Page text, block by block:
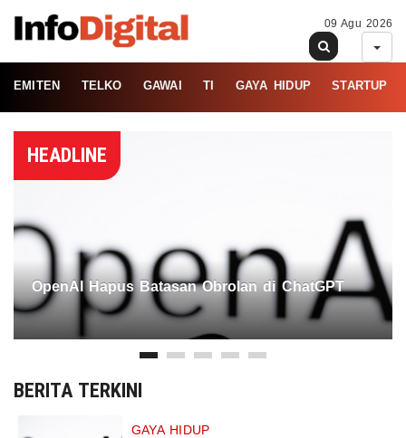
09 Agu 2026
EMITEN TELKO GAWAI TI GAYA HIDUP STARTUP
HEADLINE
OpenAI Hapus Batasan Obrolan di ChatGPT
BERITA TERKINI
GAYA HIDUP